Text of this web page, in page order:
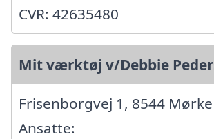
CVR: 42635480
Mit værktøj v/Debbie
Frisenborgvej 1, 8544 Mørke
Ansatte: